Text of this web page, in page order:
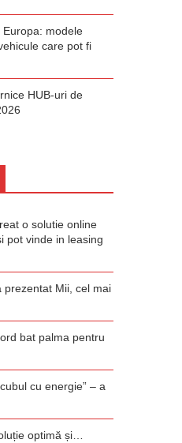
modele
care pot fi
HUB-uri de
o solutie online
pot vinde in leasing
prezentat Mii, cel mai
bat palma pentru
cu energie” – a
optimă și…